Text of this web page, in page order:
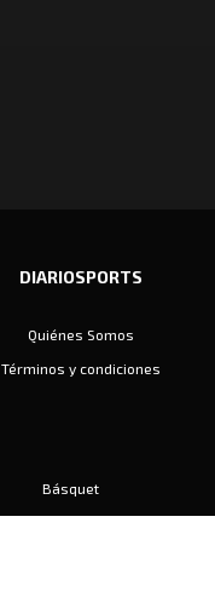
DIARIOSPORTS
Quiénes Somos
Términos y condiciones
Básquet